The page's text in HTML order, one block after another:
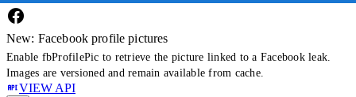
New: Facebook profile pictures
Enable fbProfilePic to retrieve the picture linked to a Facebook leak.
Images are versioned and remain available from cache.
VIEW API